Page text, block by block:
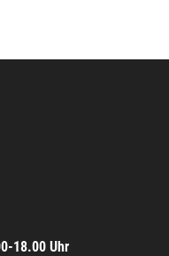
18.00 Uhr